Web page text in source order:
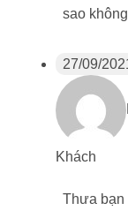
sao
27/09/
Khách
Thưa bạn